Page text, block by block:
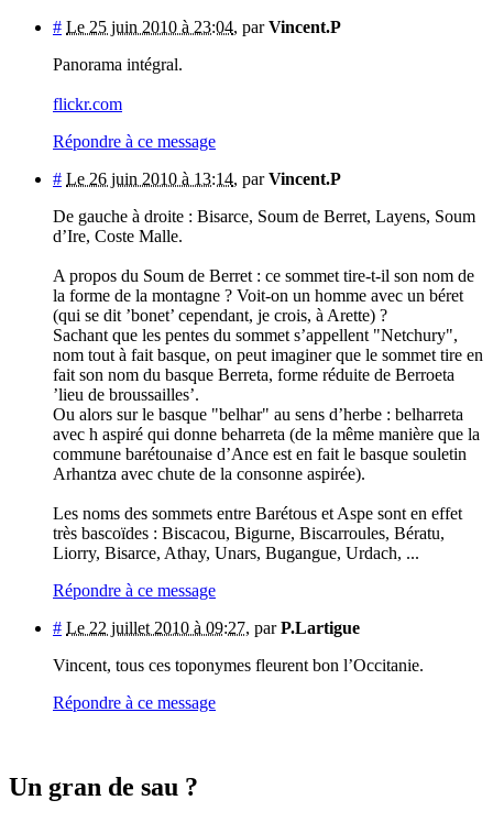
# Le 25 juin 2010 à 23:04, parVincent.P
Panorama intégral.
flickr.com
Répondre à ce message
# Le 26 juin 2010 à 13:14, parVincent.P
De gauche à droite : Bisarce, Soum de Berret, Layens, Soum
d’Ire, Coste Malle.
A propos du Soum de Berret : ce sommet tire-t-il son nom de
la forme de la montagne ? Voit-on un homme avec un béret
(qui se dit ’bonet’ cependant, je crois, à Arette) ?
Sachant que les pentes du sommet s’appellent "Netchury",
nom tout à fait basque, on peut imaginer que le sommet tire en
fait son nom du basque Berreta, forme réduite de Berroeta
’lieu de broussailles’.
Ou alors sur le basque "belhar" au sens d’herbe : belharreta
avec h aspiré qui donne beharreta (de la même manière que la
commune barétounaise d’Ance est en fait le basque souletin
Arhantza avec chute de la consonne aspirée).
Les noms des sommets entre Barétous et Aspe sont en effet
très bascoïdes : Biscacou, Bigurne, Biscarroules, Bératu,
Liorry, Bisarce, Athay, Unars, Bugangue, Urdach, ...
Répondre à ce message
# Le 22 juillet 2010 à 09:27, parP.Lartigue
Vincent, tous ces toponymes fleurent bon l’Occitanie.
Répondre à ce message
Un gran de sau ?